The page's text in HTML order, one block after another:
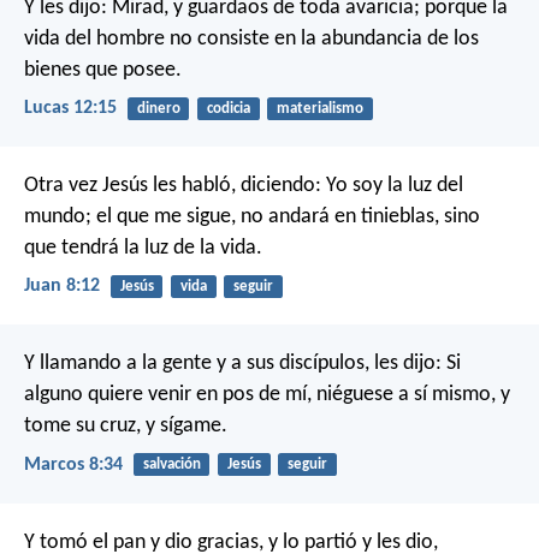
Y les dijo: Mirad, y guardaos de toda avaricia; porque la
vida del hombre no consiste en la abundancia de los
bienes que posee.
Lucas 12:15 dinero codicia materialismo
Otra vez Jesús les habló, diciendo: Yo soy la luz del
mundo; el que me sigue, no andará en tinieblas, sino
que tendrá la luz de la vida.
Juan 8:12 Jesús vida seguir
Y llamando a la gente y a sus discípulos, les dijo: Si
alguno quiere venir en pos de mí, niéguese a sí mismo, y
tome su cruz, y sígame.
Marcos 8:34 salvación Jesús seguir
Y tomó el pan y dio gracias, y lo partió y les dio,